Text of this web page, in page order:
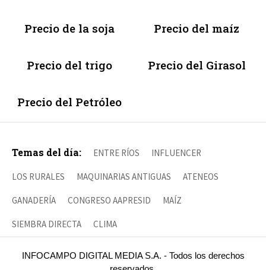
Precio de la soja Precio del maíz
Precio del trigo Precio del Girasol
Precio del Petróleo
Temas del día: ENTRE RÍOS INFLUENCER
LOS RURALES MAQUINARIAS ANTIGUAS ATENEOS
GANADERÍA CONGRESO AAPRESID MAÍZ
SIEMBRA DIRECTA CLIMA
INFOCAMPO DIGITAL MEDIA S.A. - Todos los derechos